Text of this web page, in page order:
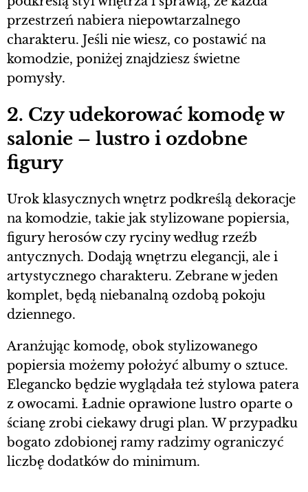
przestrzeń nabiera niepowtarzalnego
charakteru. Jeśli nie wiesz, co postawić na
komodzie, poniżej znajdziesz świetne
pomysły.
2. Czy udekorować komodę w
salonie – lustro i ozdobne
figury
Urok klasycznych wnętrz podkreślą dekoracje
na komodzie, takie jak stylizowane popiersia,
figury herosów czy ryciny według rzeźb
antycznych. Dodają wnętrzu elegancji, ale i
artystycznego charakteru. Zebrane w jeden
komplet, będą niebanalną ozdobą pokoju
dziennego.
Aranżując komodę, obok stylizowanego
popiersia możemy położyć albumy o sztuce.
Elegancko będzie wyglądała też stylowa patera
z owocami. Ładnie oprawione lustro oparte o
ścianę zrobi ciekawy drugi plan. W przypadku
bogato zdobionej ramy radzimy ograniczyć
liczbę dodatków do minimum.